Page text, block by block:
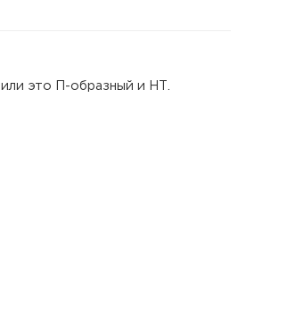
это П-образный и НТ.